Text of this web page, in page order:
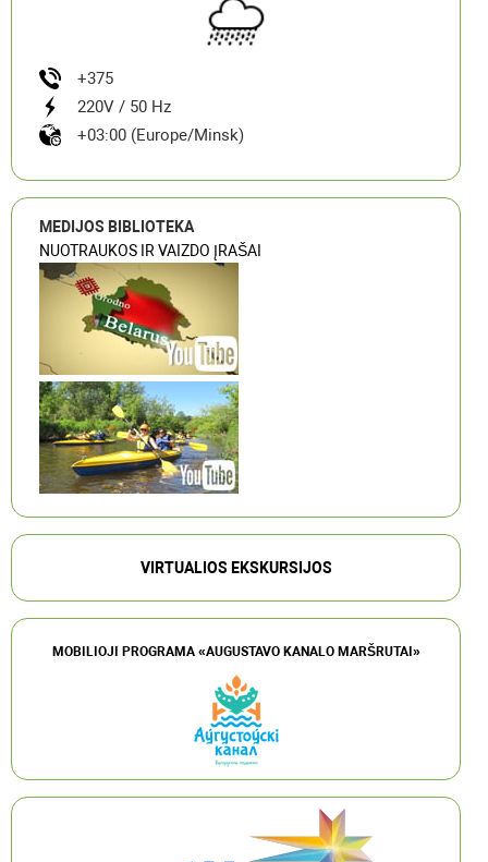
+375
220V / 50 Hz
+03:00 (Europe/Minsk)
MEDIJOS BIBLIOTEKA
NUOTRAUKOS IR VAIZDO ĮRAŠAI
VIRTUALIOS EKSKURSIJOS
MOBILIOJI PROGRAMA «AUGUSTAVO KANALO MARŠRUTAI»